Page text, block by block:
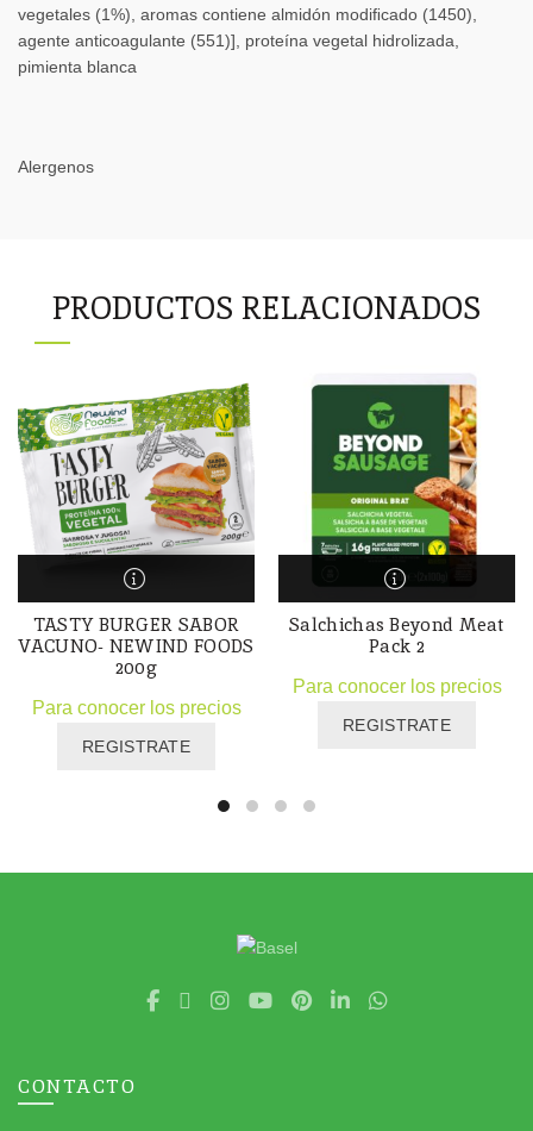
vegetales (1%), aromas contiene almidón modiﬁcado (1450),
agente anticoagulante (551)], proteína vegetal hidrolizada,
pimienta blanca
Alergenos
PRODUCTOS RELACIONADOS
TASTY BURGER SABOR
VACUNO- NEWIND FOODS
200g
Para conocer los precios
REGISTRATE
Salchichas Beyond Meat
Pack 2
Para conocer los precios
REGISTRATE
CONTACTO